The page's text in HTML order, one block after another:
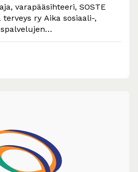
varapääsihteeri, SOSTE
ry Aika sosiaali-,
siirtymiseen kunnilta
laskettavissa…